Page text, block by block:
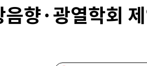
응"
향·광열학회